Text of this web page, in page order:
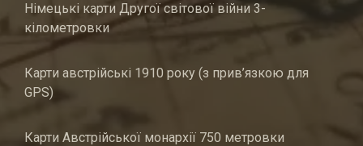
Німецькі карти Другої світової війни 3-
кілометровки
Карти австрійські 1910 року (з прив’язкою для
GPS)
Карти Австрійської монархії 750 метровки